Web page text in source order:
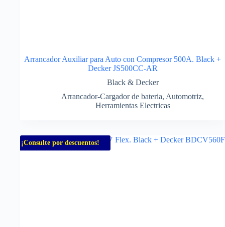
Arrancador Auxiliar para Auto con Compresor 500A. Black +
Decker JS500CC-AR
Black & Decker
Arrancador-Cargador de bateria, Automotriz,
Herramientas Electricas
¡Consulte por descuentos!